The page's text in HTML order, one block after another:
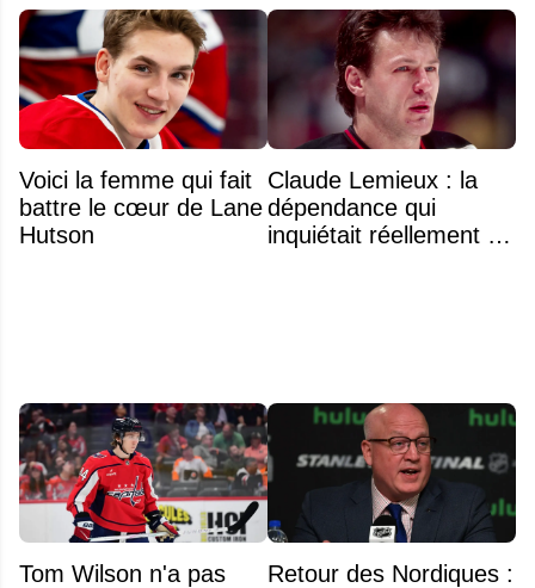
Voici la femme qui fait
battre le cœur de Lane
Hutson
Claude Lemieux : la
dépendance qui
inquiétait réellement sa
Tom Wilson n'a pas
Retour des Nordiques :